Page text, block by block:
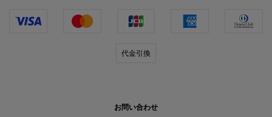
代金引換
お問い合わせ